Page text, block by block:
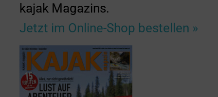
kajak Magazins.
Jetzt im Online-Shop bestellen »